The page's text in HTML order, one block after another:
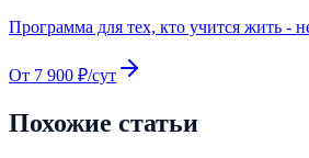
Программа для тех, кто учится жить -
От 7 900 ₽/сут
Похожие статьи